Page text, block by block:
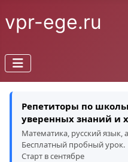
vpr-ege.ru
Репетиторы по
уверенных знаний и
Математика, русский язык,
Бесплатный пробный урок.
Старт в сентябре